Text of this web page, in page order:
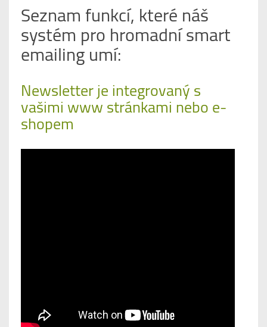
Seznam funkcí, které náš
systém pro hromadní smart
emailing umí:
Newsletter je integrovaný s
vašimi www stránkami nebo e-
shopem